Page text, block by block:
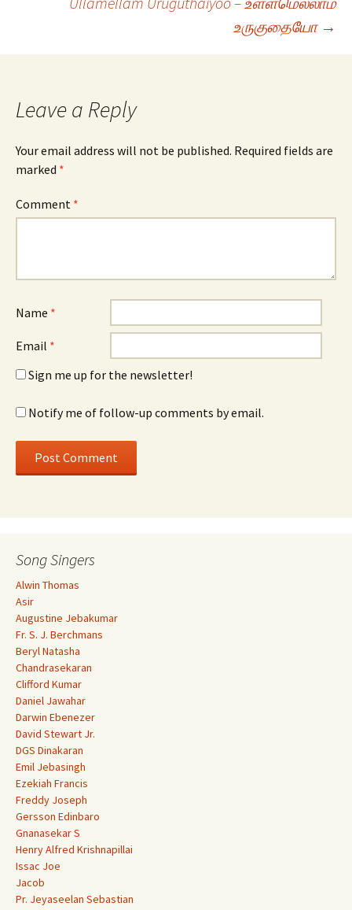
navigation
உருகுதையோ →
Leave a Reply
Your email address will not be published. Required fields are
marked *
Comment *
Name *
Email *
Sign me up for the newsletter!
Notify me of follow-up comments by email.
Song Singers
Alwin Thomas
Asir
Augustine Jebakumar
Fr. S. J. Berchmans
Beryl Natasha
Chandrasekaran
Clifford Kumar
Daniel Jawahar
Darwin Ebenezer
David Stewart Jr.
DGS Dinakaran
Emil Jebasingh
Ezekiah Francis
Freddy Joseph
Gersson Edinbaro
Gnanasekar S
Henry Alfred Krishnapillai
Issac Joe
Jacob
Pr. Jeyaseelan Sebastian